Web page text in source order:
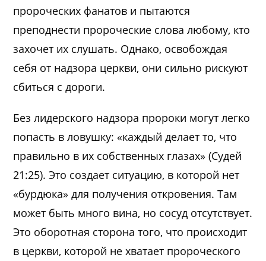
пророческих фанатов и пытаются
преподнести пророческие слова любому, кто
захочет их слушать. Однако, освобождая
себя от надзора церкви, они сильно рискуют
сбиться с дороги.
Без лидерского надзора пророки могут легко
попасть в ловушку: «каждый делает то, что
правильно в их собственных глазах» (Судей
21:25). Это создает ситуацию, в которой нет
«бурдюка» для получения откровения. Там
может быть много вина, но сосуд отсутствует.
Это оборотная сторона того, что происходит
в церкви, которой не хватает пророческого